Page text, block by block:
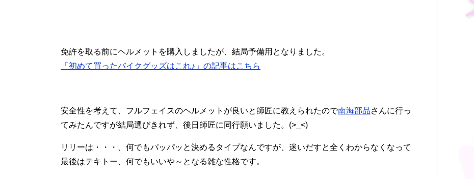
免許を取る前にヘルメットを購入しましたが、結局予備用となりました。
「初めて買ったバイクグッズはこれ♪」の記事はこちら
安全性を考えて、フルフェイスのヘルメットが良いと師匠に教えられたので南海部品さんに行っ
てみたんですが結局選びきれず、後日師匠に同行願いました。(>_<)
リリーは・・・、何でもパッパッと決めるタイプなんですが、迷いだすと全くわからなくなって
最後はテキトー、何でもいいや～となる雑な性格です。